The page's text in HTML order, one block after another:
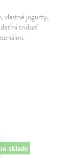
vlastné jogurty,
tridsať
sklade